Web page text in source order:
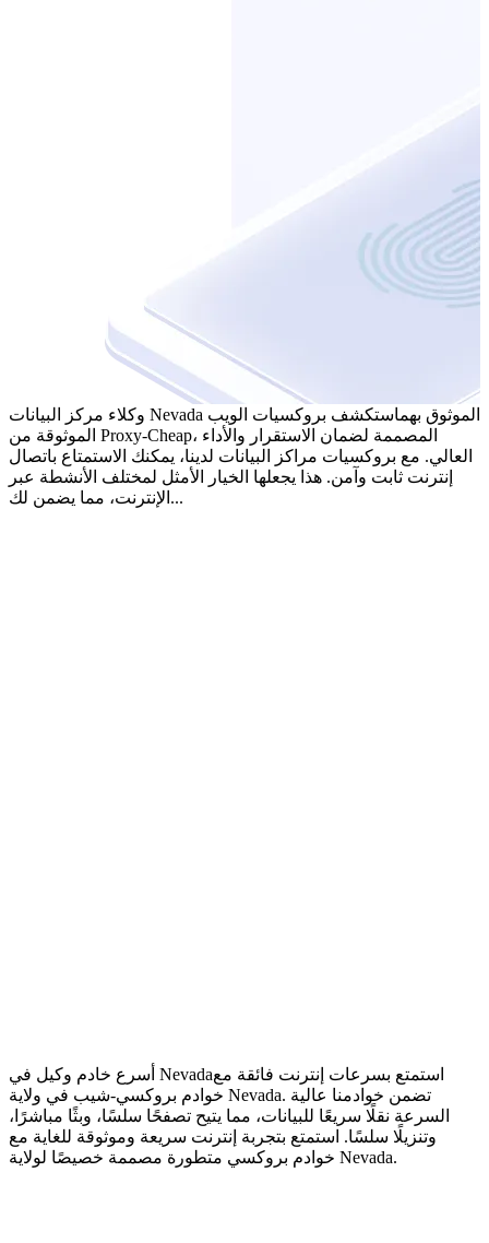
وكلاء مركز البيانات Nevada الموثوق بهماستكشف بروكسيات الويب
الموثوقة من Proxy-Cheap، المصممة لضمان الاستقرار والأداء
العالي. مع بروكسيات مراكز البيانات لدينا، يمكنك الاستمتاع باتصال
إنترنت ثابت وآمن. هذا يجعلها الخيار الأمثل لمختلف الأنشطة عبر
الإنترنت، مما يضمن لك...
أسرع خادم وكيل في Nevadaاستمتع بسرعات إنترنت فائقة مع
خوادم بروكسي-شيب في ولاية Nevada. تضمن خوادمنا عالية
السرعة نقلًا سريعًا للبيانات، مما يتيح تصفحًا سلسًا، وبثًا مباشرًا،
وتنزيلًا سلسًا. استمتع بتجربة إنترنت سريعة وموثوقة للغاية مع
خوادم بروكسي متطورة مصممة خصيصًا لولاية Nevada.